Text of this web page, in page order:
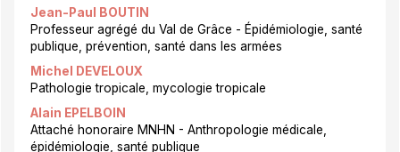
Jean-Paul BOUTIN
Professeur agrégé du Val de Grâce - Épidémiologie, santé
publique, prévention, santé dans les armées
Michel DEVELOUX
Pathologie tropicale, mycologie tropicale
Alain EPELBOIN
Attaché honoraire MNHN - Anthropologie médicale,
épidémiologie, santé publique